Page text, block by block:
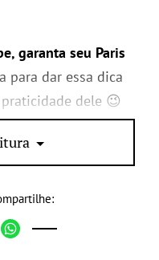
garanta seu Paris
para dar essa dica
dele 😉